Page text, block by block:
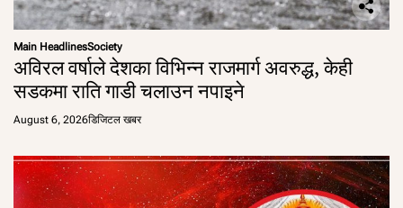
Main HeadlinesSociety
अविरल वर्षाले देशका विभिन्न राजमार्ग अवरुद्ध, केही
सडकमा राति गाडी चलाउन नपाइने
August 6, 2026डिजिटल खबर